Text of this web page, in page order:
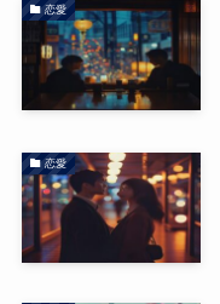
恋愛
恋愛